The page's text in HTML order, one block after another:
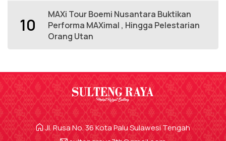
10
MAXi Tour Boemi Nusantara Buktikan
Performa MAXimal , Hingga Pelestarian
Orang Utan
Jl. Rusa No. 36 Kota Palu Sulawesi Tengah